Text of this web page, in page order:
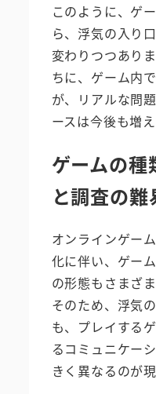
このように、ゲ
ら、浮気の入り
変わりつつあり
ちに、ゲーム内
が、リアルな問
ースは今後も増
ゲームの種
と調査の難
オンラインゲー
化に伴い、ゲー
の形態もさまざ
そのため、浮気
も、プレイする
るコミュニケー
きく異なるのが現